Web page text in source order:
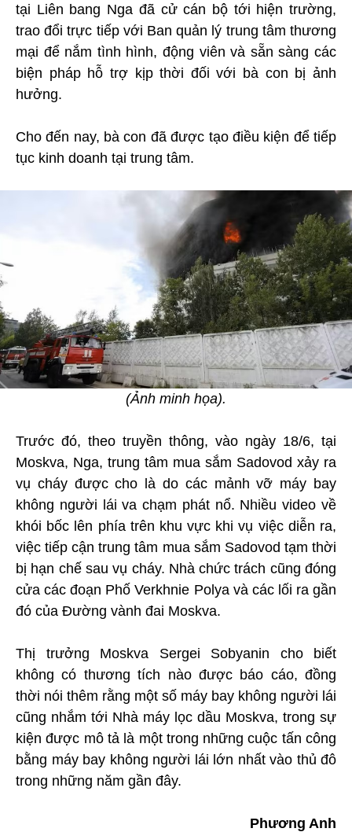
tại Liên bang Nga đã cử cán bộ tới hiện trường,
trao đổi trực tiếp với Ban quản lý trung tâm thương
mại để nắm tình hình, động viên và sẵn sàng các
biện pháp hỗ trợ kịp thời đối với bà con bị ảnh
hưởng.
Cho đến nay, bà con đã được tạo điều kiện để tiếp
tục kinh doanh tại trung tâm.
(Ảnh minh họa).
Trước đó, theo truyền thông, vào ngày 18/6, tại
Moskva, Nga, trung tâm mua sắm Sadovod xảy ra
vụ cháy được cho là do các mảnh vỡ máy bay
không người lái va chạm phát nổ. Nhiều video về
khói bốc lên phía trên khu vực khi vụ việc diễn ra,
việc tiếp cận trung tâm mua sắm Sadovod tạm thời
bị hạn chế sau vụ cháy. Nhà chức trách cũng đóng
cửa các đoạn Phố Verkhnie Polya và các lối ra gần
đó của Đường vành đai Moskva.
Thị trưởng Moskva Sergei Sobyanin cho biết
không có thương tích nào được báo cáo, đồng
thời nói thêm rằng một số máy bay không người lái
cũng nhắm tới Nhà máy lọc dầu Moskva, trong sự
kiện được mô tả là một trong những cuộc tấn công
bằng máy bay không người lái lớn nhất vào thủ đô
trong những năm gần đây.
Phương Anh